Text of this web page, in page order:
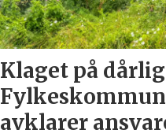
Klaget på
avklarer